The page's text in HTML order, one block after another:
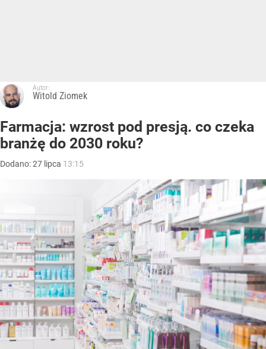
Autor:
Witold Ziomek
Farmacja: wzrost pod presją. co czeka
branżę do 2030 roku?
Dodano:27 lipca 13:15